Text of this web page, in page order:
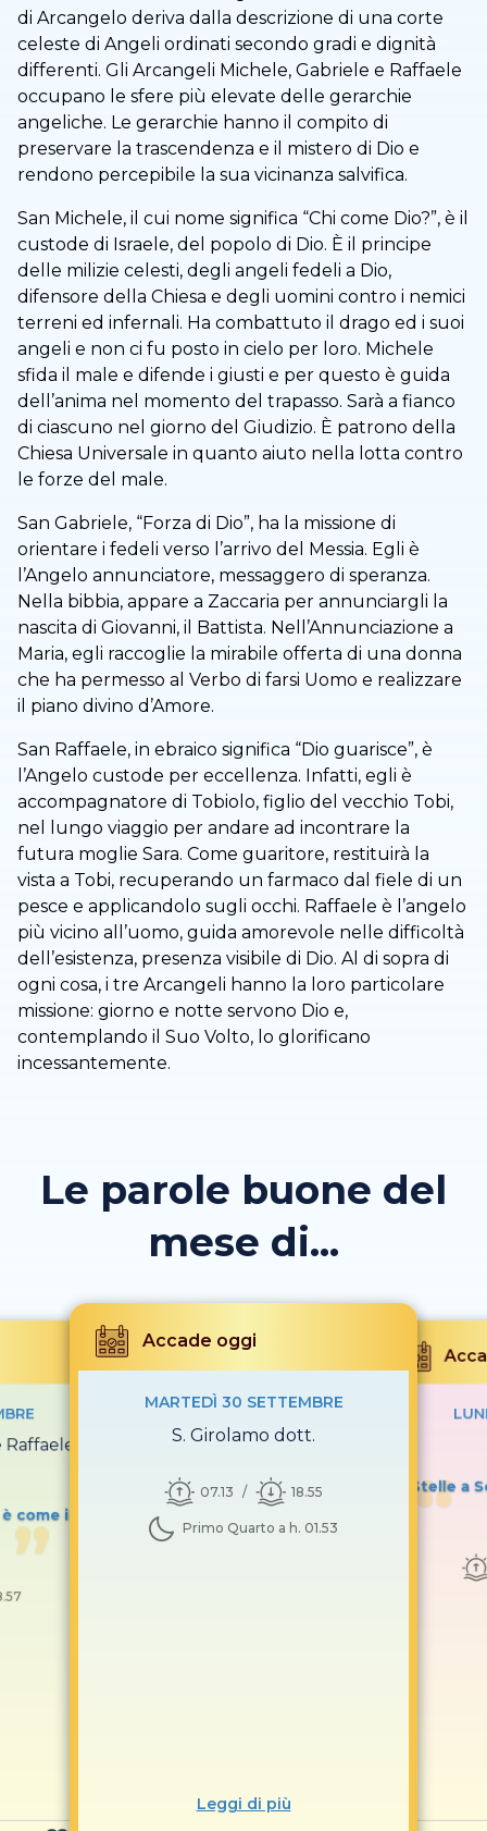
di Arcangelo deriva dalla descrizione di una corte
celeste di Angeli ordinati secondo gradi e dignità
differenti. Gli Arcangeli Michele, Gabriele e Raffaele
occupano le sfere più elevate delle gerarchie
angeliche. Le gerarchie hanno il compito di
preservare la trascendenza e il mistero di Dio e
rendono percepibile la sua vicinanza salvifica.
San Michele, il cui nome significa “Chi come Dio?”, è il
custode di Israele, del popolo di Dio. È il principe
delle milizie celesti, degli angeli fedeli a Dio,
difensore della Chiesa e degli uomini contro i nemici
terreni ed infernali. Ha combattuto il drago ed i suoi
angeli e non ci fu posto in cielo per loro. Michele
sfida il male e difende i giusti e per questo è guida
dell’anima nel momento del trapasso. Sarà a fianco
di ciascuno nel giorno del Giudizio. È patrono della
Chiesa Universale in quanto aiuto nella lotta contro
le forze del male.
San Gabriele, “Forza di Dio”, ha la missione di
orientare i fedeli verso l’arrivo del Messia. Egli è
l’Angelo annunciatore, messaggero di speranza.
Nella bibbia, appare a Zaccaria per annunciargli la
nascita di Giovanni, il Battista. Nell’Annunciazione a
Maria, egli raccoglie la mirabile offerta di una donna
che ha permesso al Verbo di farsi Uomo e realizzare
il piano divino d’Amore.
San Raffaele, in ebraico significa “Dio guarisce”, è
l’Angelo custode per eccellenza. Infatti, egli è
accompagnatore di Tobiolo, figlio del vecchio Tobi,
nel lungo viaggio per andare ad incontrare la
futura moglie Sara. Come guaritore, restituirà la
vista a Tobi, recuperando un farmaco dal fiele di un
pesce e applicandolo sugli occhi. Raffaele è l’angelo
più vicino all’uomo, guida amorevole nelle difficoltà
dell’esistenza, presenza visibile di Dio. Al di sopra di
ogni cosa, i tre Arcangeli hanno la loro particolare
missione: giorno e notte servono Dio e,
contemplando il Suo Volto, lo glorificano
incessantemente.
Le parole buone del
mese di...
Raffaele
come il
Accade oggi
MARTEDÌ 30 SETTEMBRE
S. Girolamo dott.
07.13 18.55
Primo Quarto a h. 01.53
Leggi di più
Stelle a